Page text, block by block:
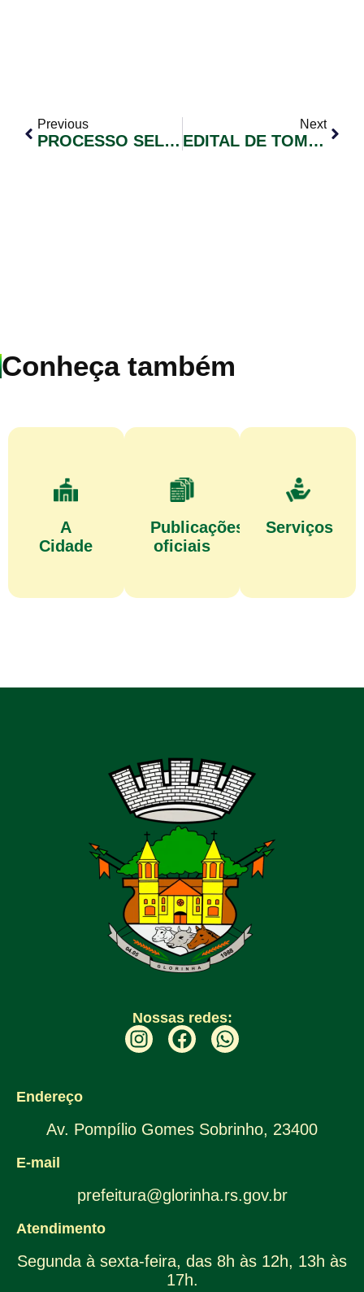
Previous
PROCESSO SELETIVO SIMPLICADO Nº 003/2021 EDITAL DE CONVOCAÇÃO DE CANDIDATOS Nº 005
Next
EDITAL DE TOMADA DE PREÇO Nº08/2022 – CONSTRUÇÃO DE PONTE EM VIA RURAL (EST. OZI COSTA)
Conheça também
A
Cidade
Publicações
oficiais
Serviços
Nossas redes:
Endereço
Av. Pompílio Gomes Sobrinho, 23400
E-mail
prefeitura@glorinha.rs.gov.br
Atendimento
Segunda à sexta-feira, das 8h às 12h, 13h às
17h.